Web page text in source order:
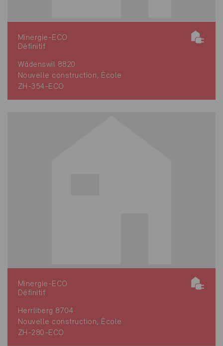
Minergie-ECO
Définitif
Wädenswil 8820
Nouvelle construction, École
ZH-354-ECO
Minergie-ECO
Définitif
Herrliberg 8704
Nouvelle construction, École
ZH-280-ECO